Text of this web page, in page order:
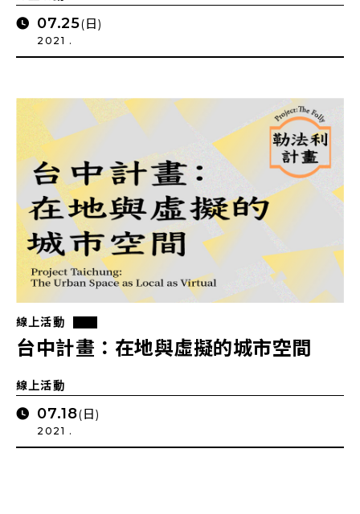
07.25(日)
2021 .
線上活動
台中計畫：在地與虛擬的城市空間
線上活動
07.18(日)
2021 .